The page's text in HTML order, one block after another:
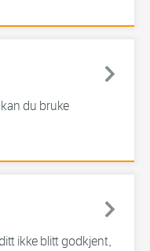
du bruke
ikke blitt godkjent,